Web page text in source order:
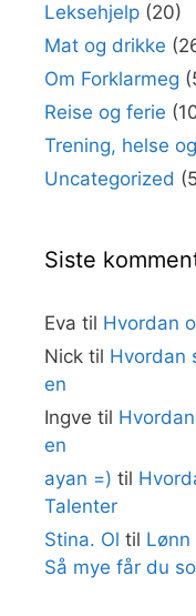
Leksehjelp (20)
Mat og drikke
Om Forklarmeg
Reise og ferie
Trening, helse
Uncategorized
Siste
Eva til Hvordan
Nick til Hvordan
en
Ingve til
en
ayan =) til
Talenter
Stina. Ol til
Så mye får du